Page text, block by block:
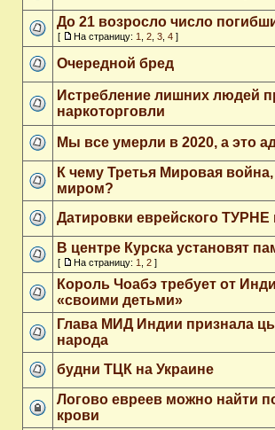
До 21 возросло число
[ На страницу: 1 2 3 4 ]
Очередной бред
Истребление лишних людей
наркоторговли
Мы все умерли в 2020, а это
К чему Третья Мировая
миром?
Датировки еврейского ТУРНЕ
В центре Курска установят
[ На страницу: 1 2 ]
Король Чоабэ требует от
«своими детьми»
Глава МИД Индии признала
народа
будни ТЦК на Украине
Логово евреев можно найти
крови